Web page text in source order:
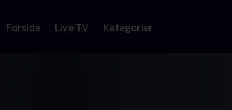
Forside Live TV Kategorier